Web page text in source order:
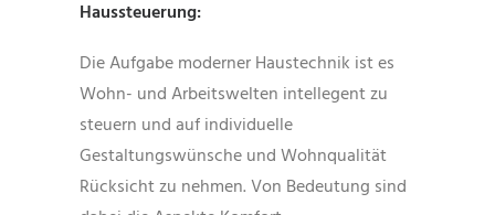
Haussteuerung:
Die Aufgabe moderner Haustechnik ist es
Wohn- und Arbeitswelten intellegent zu
steuern und auf individuelle
Gestaltungswünsche und Wohnqualität
Rücksicht zu nehmen. Von Bedeutung sind